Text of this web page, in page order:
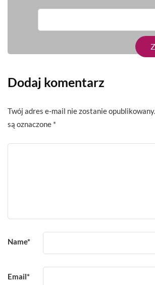
Dodaj komentarz
Twój adres e-mail nie zostanie opublikowany.
są oznaczone *
Name*
Email*